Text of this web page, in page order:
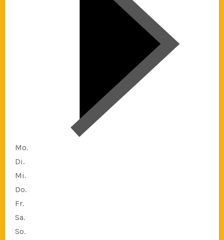
Mo.
Di.
Mi.
Do.
Fr.
Sa.
So.